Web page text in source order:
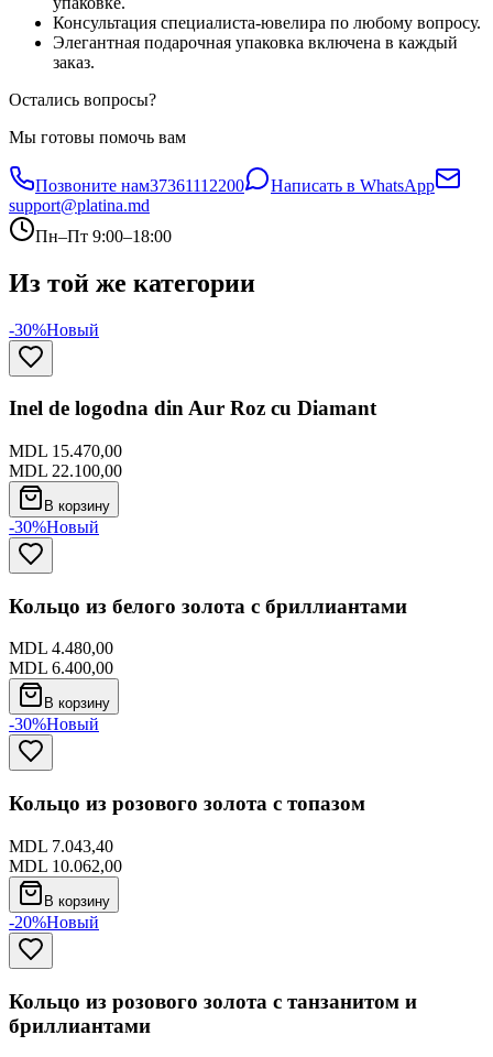
Консультация специалиста-ювелира по любому вопросу.
Элегантная подарочная упаковка включена в каждый
заказ.
Остались вопросы?
Мы готовы помочь вам
Позвоните нам37361112200
Написать в WhatsApp
support@platina.md
Пн–Пт 9:00–18:00
Из той же категории
-30%Новый
Inel de logodna din Aur Roz cu Diamant
MDL 15.470,00
MDL 22.100,00
В корзину
-30%Новый
Кольцо из белого золота с бриллиантами
MDL 4.480,00
MDL 6.400,00
В корзину
-30%Новый
Кольцо из розового золота с топазом
MDL 7.043,40
MDL 10.062,00
В корзину
-20%Новый
Кольцо из розового золота с танзанитом и
бриллиантами